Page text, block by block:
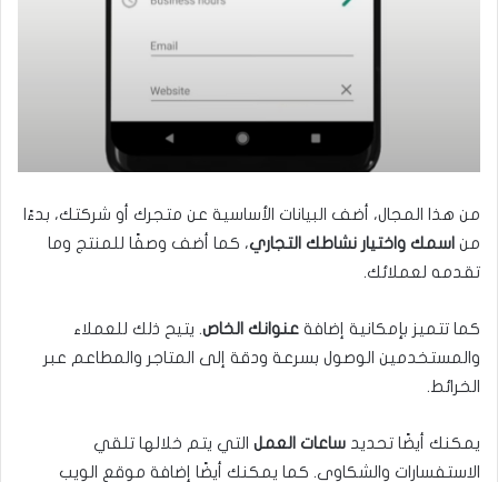
من هذا المجال، أضف البيانات الأساسية عن متجرك أو شركتك، بدءًا
من اسمك واختيار نشاطك التجاري، كما أضف وصفًا للمنتج وما
تقدمه لعملائك.
كما تتميز بإمكانية إضافة عنوانك الخاص. يتيح ذلك للعملاء
والمستخدمين الوصول بسرعة ودقة إلى المتاجر والمطاعم عبر
الخرائط.
يمكنك أيضًا تحديد ساعات العمل التي يتم خلالها تلقي
الاستفسارات والشكاوى. كما يمكنك أيضًا إضافة موقع الويب